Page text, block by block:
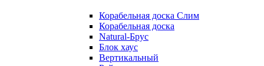
Корабельная доска Слим
Корабельная доска
Natural-Брус
Блок хаус
Вертикальный